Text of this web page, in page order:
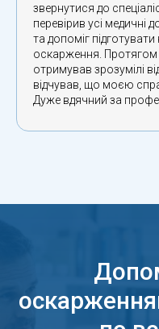
звернутися до
перевірив усі медичні
та допоміг підготувати
оскарження.
отримував зрозумілі
відчував, що моєю
Дуже вдячний за